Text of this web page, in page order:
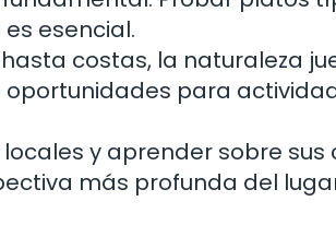
esencial.
costas, la naturaleza
para
y aprender sobre sus
más profunda del